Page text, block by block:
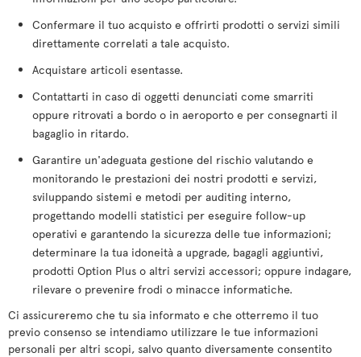
Confermare il tuo acquisto e offrirti prodotti o servizi simili
direttamente correlati a tale acquisto.
Acquistare articoli esentasse.
Contattarti in caso di oggetti denunciati come smarriti
oppure ritrovati a bordo o in aeroporto e per consegnarti il
bagaglio in ritardo.
Garantire un'adeguata gestione del rischio valutando e
monitorando le prestazioni dei nostri prodotti e servizi,
sviluppando sistemi e metodi per auditing interno,
progettando modelli statistici per eseguire follow-up
operativi e garantendo la sicurezza delle tue informazioni;
determinare la tua idoneità a upgrade, bagagli aggiuntivi,
prodotti Option Plus o altri servizi accessori; oppure indagare,
rilevare o prevenire frodi o minacce informatiche.
Ci assicureremo che tu sia informato e che otterremo il tuo
previo consenso se intendiamo utilizzare le tue informazioni
personali per altri scopi, salvo quanto diversamente consentito